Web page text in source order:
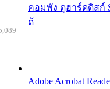
คอมพัง ดูฮาร์ดดิสก์
ด้
Adobe Acrobat